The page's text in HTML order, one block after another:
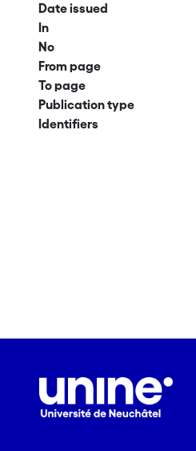
Date issued
In
No
From page
To page
Publication type
Identifiers